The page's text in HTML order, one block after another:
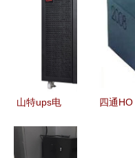
的UPS电源
优势与选购
源 高端性
能与可靠保
障的深度解
山特ups电
产品介绍
四通HO